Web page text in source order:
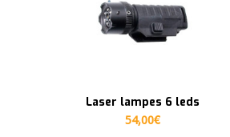
Laser lampes 6 leds
54,00€